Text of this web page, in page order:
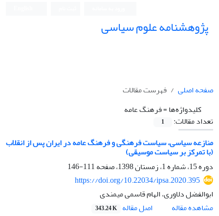
پژوهشنامه علوم سیاسی
صفحه اصلی
فهرست مقالات
کلیدواژه‌ها =فرهنگ عامه
تعداد مقالات:
1
منازعه سیاسی، سیاست فرهنگی و فرهنگ عامه در ایران پس از انقلاب
(با تمرکز بر سیاست موسیقی)
دوره 15، شماره 1، زمستان 1398، صفحه
111-146
https://doi.org/10.22034/ipsa.2020.395
ابوالفضل دلاوری، الهام قاسمی میمندی
مشاهده مقاله
اصل مقاله 343.24 K